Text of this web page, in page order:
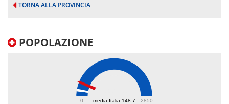
TORNA ALLA PROVINCIA
POPOLAZIONE
media Italia 148.7
0 2850